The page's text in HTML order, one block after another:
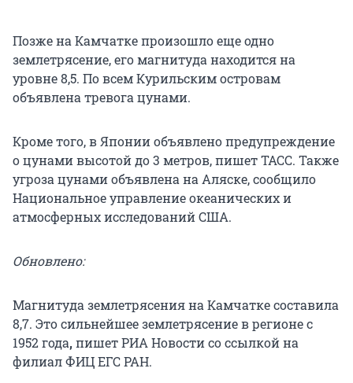
Позже на Камчатке произошло еще одно
землетрясение, его магнитуда находится на
уровне 8,5. По всем Курильским островам
объявлена тревога цунами.
Кроме того, в Японии объявлено предупреждение
о цунами высотой до 3 метров, пишет ТАСС. Также
угроза цунами объявлена на Аляске, сообщило
Национальное управление океанических и
атмосферных исследований США.
Обновлено:
Магнитуда землетрясения на Камчатке составила
8,7. Это сильнейшее землетрясение в регионе с
1952 года,пишет РИА Новости со ссылкой на
филиал ФИЦ ЕГС РАН.